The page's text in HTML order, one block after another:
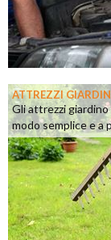
ATTREZZI
Gli attrezzi
modo semplice e a